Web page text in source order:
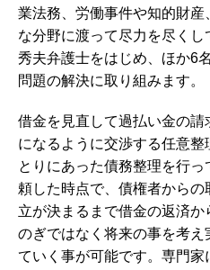
業法務、労働事件や知的財産
な分野に渡って尽力を尽く
秀夫弁護士をはじめ、ほか6
問題の解決に取り組みます。
借金を見直して過払い金の
になるように交渉する任意
とりにあった債務整理を行
頼した時点で、債権者から
立が決まるまで借金の返済
のぎではなく将来の事を考
ていく事が可能です。専門